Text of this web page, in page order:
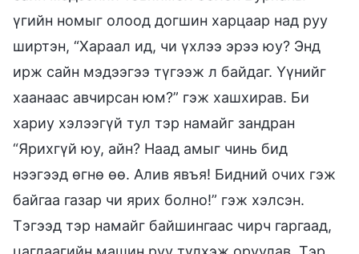
үгийн номыг олоод догшин харцаар над руу
ширтэн, “Хараал ид, чи үхлээ эрээ юу? Энд
ирж сайн мэдээгээ түгээж л байдаг. Үүнийг
хаанаас авчирсан юм?” гэж хашхирав. Би
хариу хэлээгүй тул тэр намайг зандран
“Ярихгүй юу, айн? Наад амыг чинь бид
нээгээд өгнө өө. Алив явъя! Бидний очих гэж
байгаа газар чи ярих болно!” гэж хэлсэн.
Тэгээд тэр намайг байшингаас чирч гаргаад,